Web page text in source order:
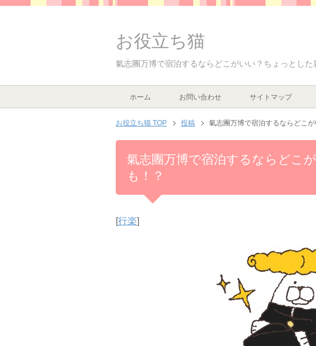
お役立ち猫
氣志團万博で宿泊するならどこがいい？ちょっとした
ホーム お問い合わせ サイトマップ
お役立ち猫 TOP 投稿 氣志團万博で宿泊するならどこ
氣志團万博で宿泊するならどこ
も！？
[行楽]